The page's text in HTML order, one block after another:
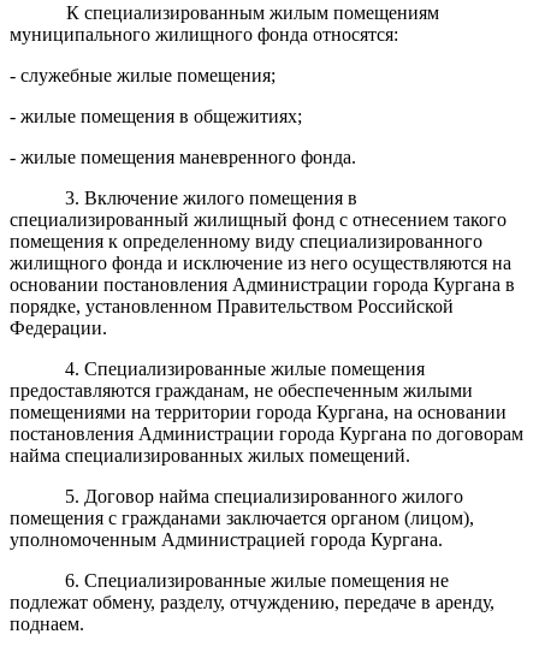
К специализированным жилым помещениям
муниципального жилищного фонда относятся:
- служебные жилые помещения;
- жилые помещения в общежитиях;
- жилые помещения маневренного фонда.
3. Включение жилого помещения в
специализированный жилищный фонд с отнесением такого
помещения к определенному виду специализированного
жилищного фонда и исключение из него осуществляются на
основании постановления Администрации города Кургана в
порядке, установленном Правительством Российской
Федерации.
4. Специализированные жилые помещения
предоставляются гражданам, не обеспеченным жилыми
помещениями на территории города Кургана, на основании
постановления Администрации города Кургана по договорам
найма специализированных жилых помещений.
5. Договор найма специализированного жилого
помещения с гражданами заключается органом (лицом),
уполномоченным Администрацией города Кургана.
6. Специализированные жилые помещения не
подлежат обмену, разделу, отчуждению, передаче в аренду,
поднаем.